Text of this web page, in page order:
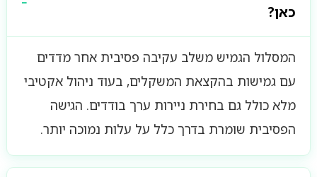
כאן?
המסלול הגמיש משלב עקיבה פסיבית אחר מדדים
עם גמישות בהקצאת המשקלים, בעוד ניהול אקטיבי
מלא כולל גם בחירת ניירות ערך בודדים. הגישה
הפסיבית שומרת בדרך כלל על עלות נמוכה יותר.